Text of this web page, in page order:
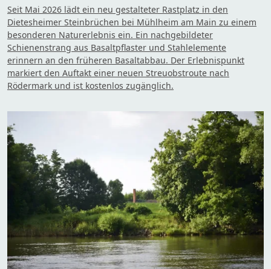
Seit Mai 2026 lädt ein neu gestalteter Rastplatz in den
Dietesheimer Steinbrüchen bei Mühlheim am Main zu einem
besonderen Naturerlebnis ein. Ein nachgebildeter
Schienenstrang aus Basaltpflaster und Stahlelemente
erinnern an den früheren Basaltabbau. Der Erlebnispunkt
markiert den Auftakt einer neuen Streuobstroute nach
Rödermark und ist kostenlos zugänglich.